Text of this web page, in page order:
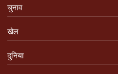
चुनाव
खेल
दुनिया